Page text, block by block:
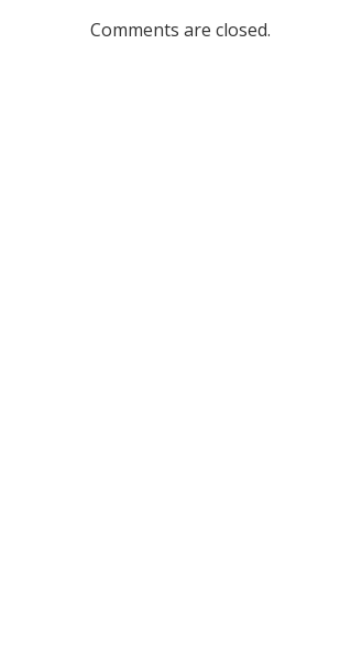
Comments are closed.